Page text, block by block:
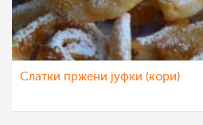
Слатки пржени јуфки (кори)